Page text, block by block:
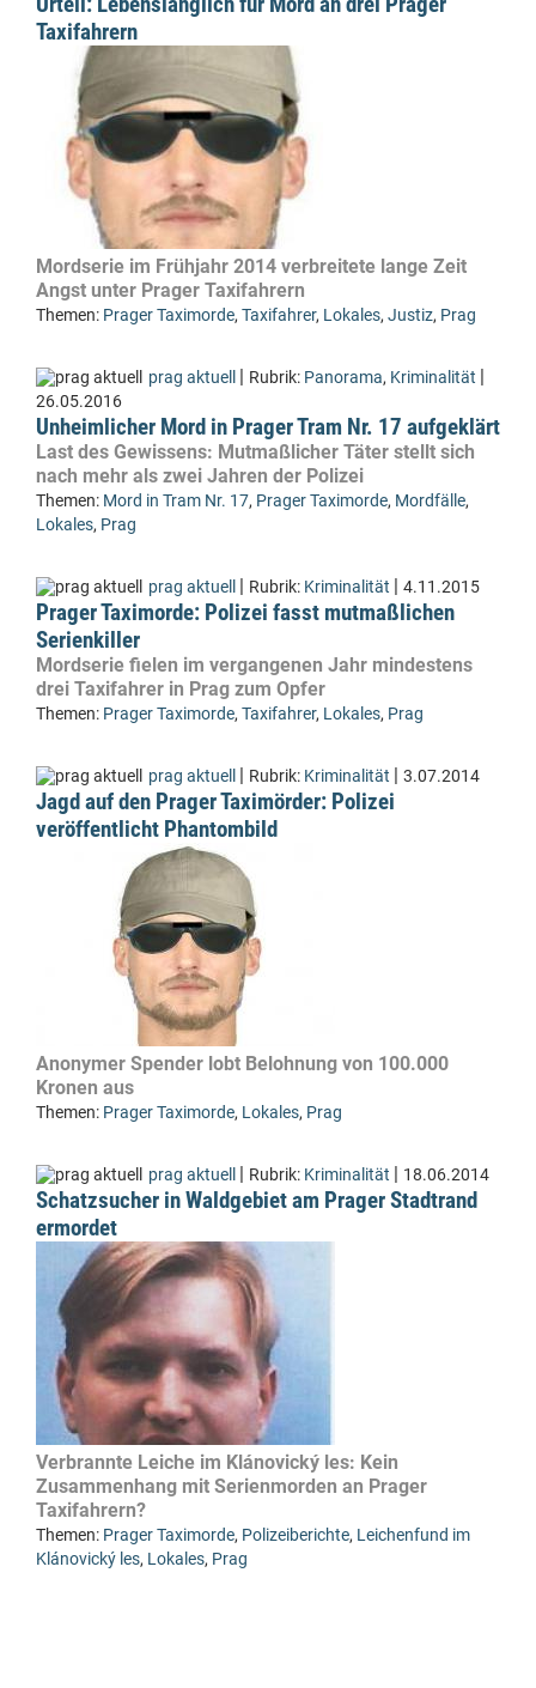
Taxifahrern
Mordserie im Frühjahr 2014 verbreitete lange Zeit
Angst unter Prager Taxifahrern
Themen: Prager Taximorde, Taxifahrer, Lokales, Justiz, Prag
prag aktuell | Rubrik: Panorama, Kriminalität |
26.05.2016
Unheimlicher Mord in Prager Tram Nr. 17 aufgeklärt
Last des Gewissens: Mutmaßlicher Täter stellt sich
nach mehr als zwei Jahren der Polizei
Themen: Mord in Tram Nr. 17, Prager Taximorde, Mordfälle,
Lokales, Prag
prag aktuell | Rubrik: Kriminalität | 4.11.2015
Prager Taximorde: Polizei fasst mutmaßlichen
Serienkiller
Mordserie fielen im vergangenen Jahr mindestens
drei Taxifahrer in Prag zum Opfer
Themen: Prager Taximorde, Taxifahrer, Lokales, Prag
prag aktuell | Rubrik: Kriminalität | 3.07.2014
Jagd auf den Prager Taximörder: Polizei
veröffentlicht Phantombild
Anonymer Spender lobt Belohnung von 100.000
Kronen aus
Themen: Prager Taximorde, Lokales, Prag
prag aktuell | Rubrik: Kriminalität | 18.06.2014
Schatzsucher in Waldgebiet am Prager Stadtrand
ermordet
Verbrannte Leiche im Klánovický les: Kein
Zusammenhang mit Serienmorden an Prager
Taxifahrern?
Themen: Prager Taximorde, Polizeiberichte, Leichenfund im
Klánovický les, Lokales, Prag